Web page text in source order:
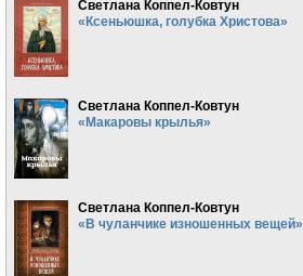
Светлана Коппел-Ковтун
«Ксеньюшка, голубка Христова»
Светлана Коппел-Ковтун
«Макаровы крылья»
Светлана Коппел-Ковтун
«В чуланчике изношенных вещей»